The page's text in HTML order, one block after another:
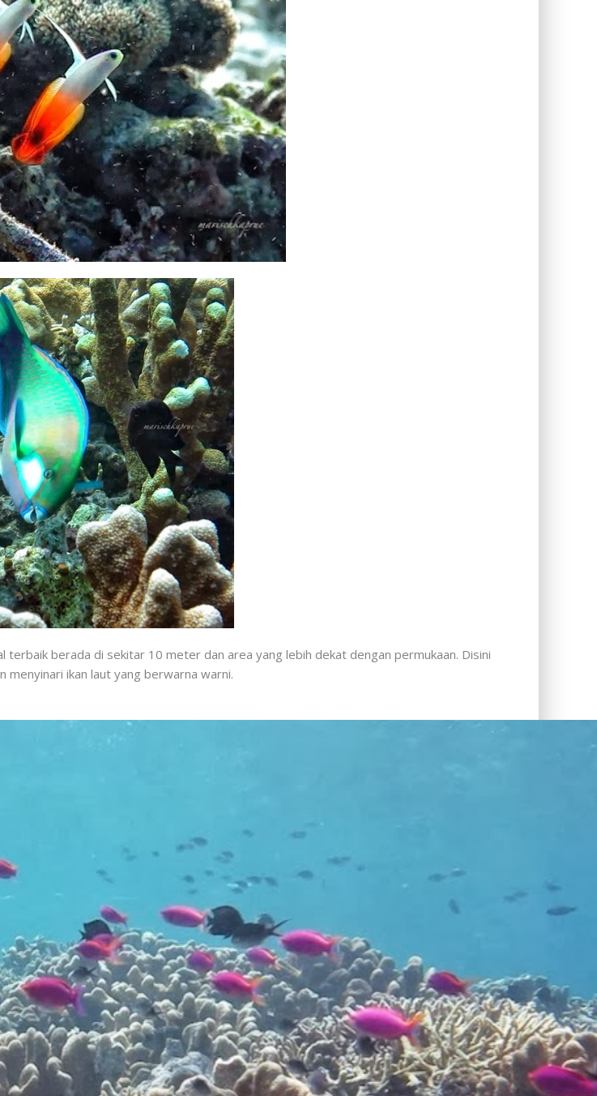
berada di sekitar 10 meter dan area yang lebih dekat dengan permukaan. Disini
menyinari ikan laut yang berwarna warni.